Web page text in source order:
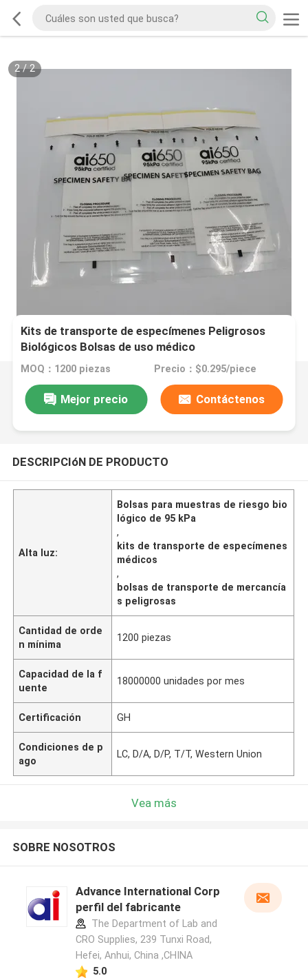
2/2
Kits de transporte de especímenes Peligrosos
Biológicos Bolsas de uso médico
MOQ：1200 piezas Precio：$0.295/piece
Mejor precio Contáctenos
DESCRIPCIóN DE PRODUCTO
Alta luz:
Bolsas para muestras de riesgo bio
lógico de 95 kPa
,
kits de transporte de especímenes
médicos
,
bolsas de transporte de mercancía
s peligrosas
Cantidad de orde
n mínima
1200 piezas
Capacidad de la f
uente
18000000 unidades por mes
Certificación GH
Condiciones de p
ago
LC, D/A, D/P, T/T, Western Union
Vea más
SOBRE NOSOTROS
Advance International Corp
perfil del fabricante
The Department of Lab and
CRO Supplies, 239 Tunxi Road,
Hefei, Anhui, China ,CHINA
5.0